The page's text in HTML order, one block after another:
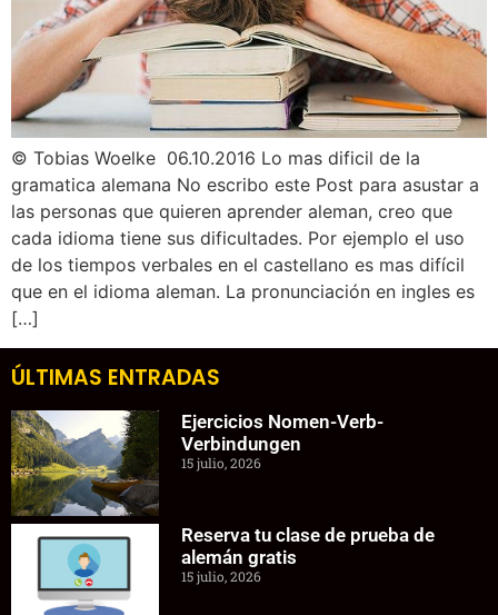
© Tobias Woelke 06.10.2016 Lo mas dificil de la
gramatica alemana No escribo este Post para asustar a
las personas que quieren aprender aleman, creo que
cada idioma tiene sus dificultades. Por ejemplo el uso
de los tiempos verbales en el castellano es mas difícil
que en el idioma aleman. La pronunciación en ingles es
[…]
ÚLTIMAS ENTRADAS
Ejercicios Nomen-Verb-
Verbindungen
15 julio, 2026
Reserva tu clase de prueba de
alemán gratis
15 julio, 2026